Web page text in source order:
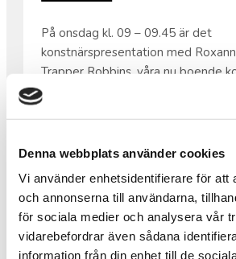
Denna webbplats använder cookies
Vi använder enhetsidentifierare för att
och annonserna till användarna,
för sociala medier och analysera vår
vidarebefordrar även sådana
information från din enhet till de
På onsdag kl. 09 – 09.45 är det
konstnärspresentation med
Trapper Robbins, våra nu boende
Folkes Ateljé.
Bägge två kommer från USA så
Från kl. 08.30 – 10.00 samma dag
•
Varmt välkomna!